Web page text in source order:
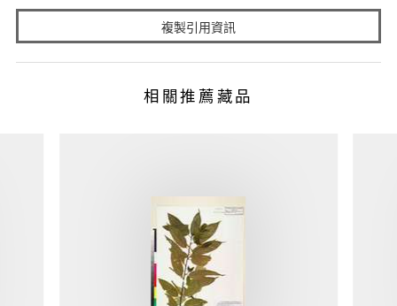
複製引用資訊
相關推薦藏品